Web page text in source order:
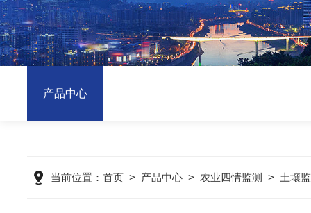
产品中心
当前位置： 首页 > 产品中心 > 农业四情监测 > 土壤